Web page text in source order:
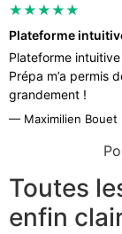
★★★★★
Plateforme
Plateforme
Prépa m’a permis
grandement !
— Maximilien Bouet
Toutes
enfin